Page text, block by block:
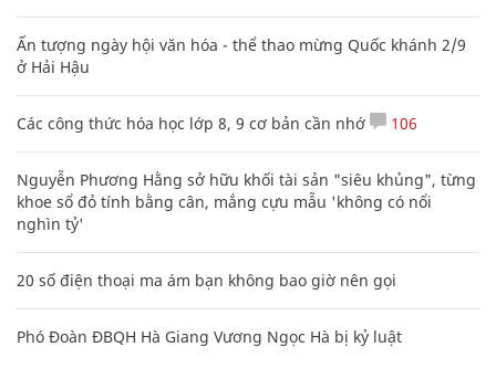
Ấn tượng ngày hội văn hóa - thể thao mừng Quốc khánh 2/9
ở Hải Hậu
Các công thức hóa học lớp 8, 9 cơ bản cần nhớ 106
Nguyễn Phương Hằng sở hữu khối tài sản "siêu khủng", từng
khoe sổ đỏ tính bằng cân, mắng cựu mẫu 'không có nổi
nghìn tỷ'
20 số điện thoại ma ám bạn không bao giờ nên gọi
Phó Đoàn ĐBQH Hà Giang Vương Ngọc Hà bị kỷ luật